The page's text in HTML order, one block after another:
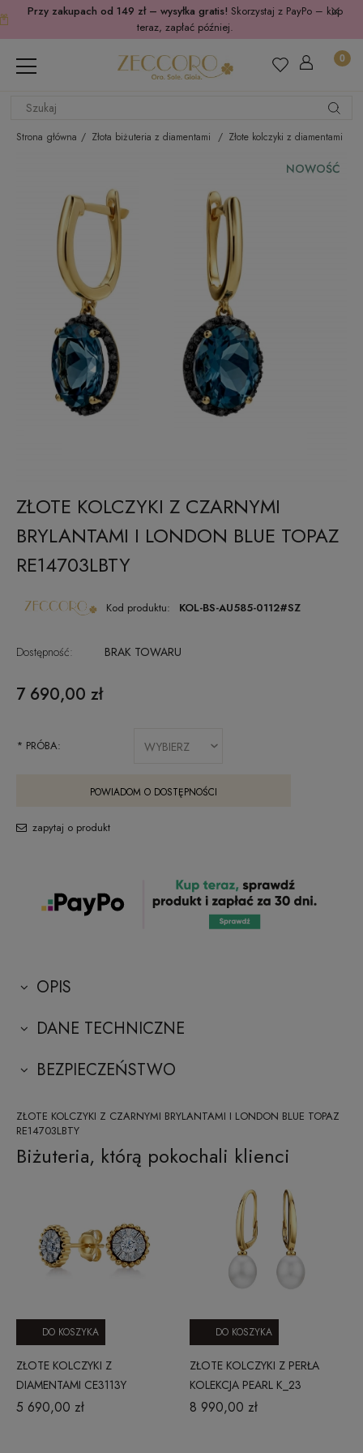
Przy zakupach od 149 zł – wysyłka gratis! Skorzystaj z PayPo – kup
teraz, zapłać później.
Strona główna Złota biżuteria z diamentami Złote kolczyki z diamentami
NOWOŚĆ
ZŁOTE KOLCZYKI Z CZARNYMI
BRYLANTAMI I LONDON BLUE TOPAZ
RE14703LBTY
Kod produktu: KOL-BS-AU585-0112#SZ
Dostępność: BRAK TOWARU
7 690,00 zł
* PRÓBA:
POWIADOM O DOSTĘPNOŚCI
zapytaj o produkt
OPIS
DANE TECHNICZNE
BEZPIECZEŃSTWO
ZŁOTE KOLCZYKI Z CZARNYMI BRYLANTAMI I LONDON BLUE TOPAZ
RE14703LBTY
Biżuteria, którą pokochali klienci
ZŁOTE KOLCZYKI Z
DIAMENTAMI CE3113Y
5 690,00 zł
DO KOSZYKA
ZŁOTE KOLCZYKI Z PERŁA
KOLEKCJA PEARL K_23
8 990,00 zł
DO KOSZYKA